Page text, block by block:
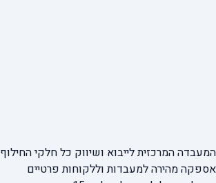
המעבדה המרכזית לייבוא ושיווק כל חלקי החילוף
אספקה מהירהלמעבדות וללקוחות פרטיים